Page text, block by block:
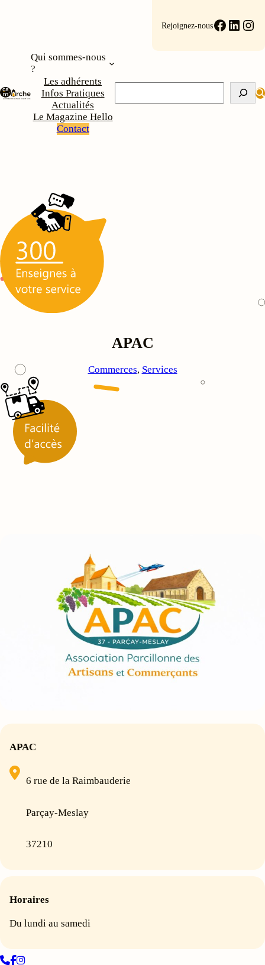
Rejoignez-nous
Qui sommes-nous
?
Les adhérents
Infos Pratiques
Actualités
Le Magazine Hello
Contact
APAC
Commerces, Services
APAC
6 rue de la Raimbauderie
Parçay-Meslay
37210
Horaires
Du lundi au samedi